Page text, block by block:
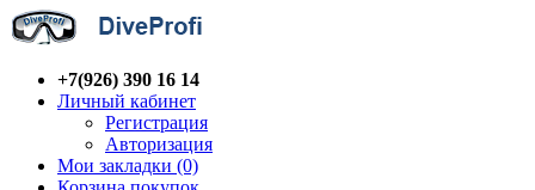
+7(926) 390 16 14
Личный кабинет
Регистрация
Авторизация
Мои закладки (0)